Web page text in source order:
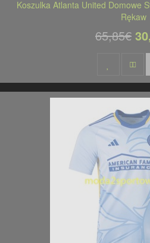
Koszulka Atlanta United Domowe
Rękaw
65,85€